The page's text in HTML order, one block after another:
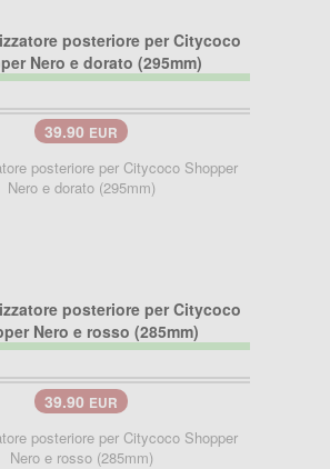
39.90 EUR
posteriore per Citycoco Shopper
Nero e dorato (295mm)
39.90 EUR
posteriore per Citycoco Shopper
Nero e rosso (285mm)